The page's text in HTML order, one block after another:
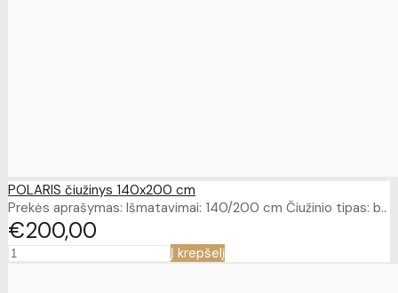
POLARIS čiužinys 140x200 cm
Prekės aprašymas: Išmatavimai: 140/200 cm Čiužinio tipas: b..
€20000
Į krepšelį